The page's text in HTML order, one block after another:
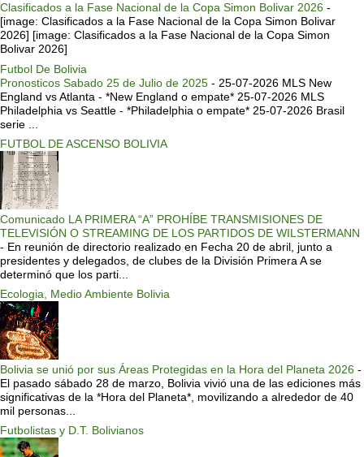
Clasificados a la Fase Nacional de la Copa Simon Bolivar 2026 -
[image: Clasificados a la Fase Nacional de la Copa Simon Bolivar
2026] [image: Clasificados a la Fase Nacional de la Copa Simon
Bolivar 2026]
Futbol De Bolivia
Pronosticos Sabado 25 de Julio de 2025 - 25-07-2026 MLS New
England vs Atlanta - *New England o empate* 25-07-2026 MLS
Philadelphia vs Seattle - *Philadelphia o empate* 25-07-2026 Brasil
serie ...
FUTBOL DE ASCENSO BOLIVIA
Comunicado LA PRIMERA “A” PROHÍBE TRANSMISIONES DE
TELEVISIÓN O STREAMING DE LOS PARTIDOS DE WILSTERMANN
- En reunión de directorio realizado en Fecha 20 de abril, junto a
presidentes y delegados, de clubes de la División Primera A se
determinó que los parti...
Ecologia, Medio Ambiente Bolivia
Bolivia se unió por sus Áreas Protegidas en la Hora del Planeta 2026 -
El pasado sábado 28 de marzo, Bolivia vivió una de las ediciones más
significativas de la *Hora del Planeta*, movilizando a alrededor de 40
mil personas...
Futbolistas y D.T. Bolivianos